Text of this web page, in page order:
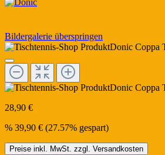
Bildergalerie überspringen
28,90 €
% 39,90 € (27.57% gespart)
Preise inkl. MwSt. zzgl. Versandkosten